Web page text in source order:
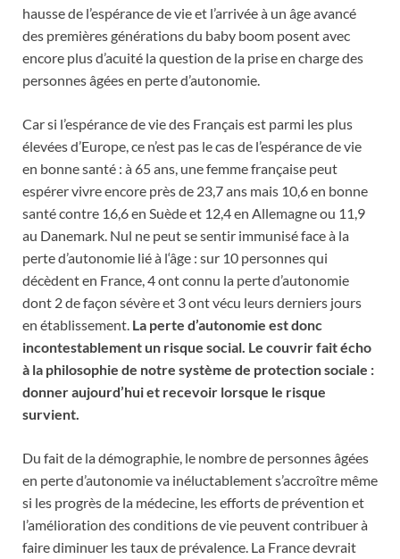
hausse de l’espérance de vie et l’arrivée à un âge avancé
des premières générations du baby boom posent avec
encore plus d’acuité la question de la prise en charge des
personnes âgées en perte d’autonomie.
Car si l’espérance de vie des Français est parmi les plus
élevées d’Europe, ce n’est pas le cas de l’espérance de vie
en bonne santé : à 65 ans, une femme française peut
espérer vivre encore près de 23,7 ans mais 10,6 en bonne
santé contre 16,6 en Suède et 12,4 en Allemagne ou 11,9
au Danemark. Nul ne peut se sentir immunisé face à la
perte d’autonomie lié à l‘âge : sur 10 personnes qui
décèdent en France, 4 ont connu la perte d’autonomie
dont 2 de façon sévère et 3 ont vécu leurs derniers jours
en établissement. La perte d’autonomie est donc
incontestablement un risque social. Le couvrir fait écho
à la philosophie de notre système de protection sociale :
donner aujourd’hui et recevoir lorsque le risque
survient.
Du fait de la démographie, le nombre de personnes âgées
en perte d’autonomie va inéluctablement s’accroître même
si les progrès de la médecine, les efforts de prévention et
l’amélioration des conditions de vie peuvent contribuer à
faire diminuer les taux de prévalence. La France devrait